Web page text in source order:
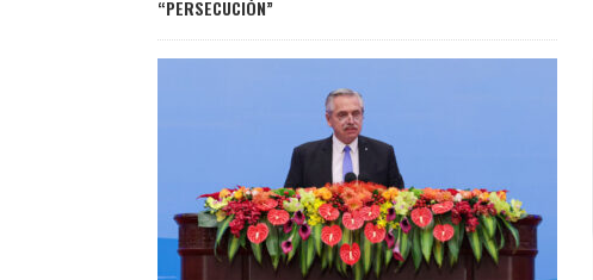
“PERSECUCIÓN”